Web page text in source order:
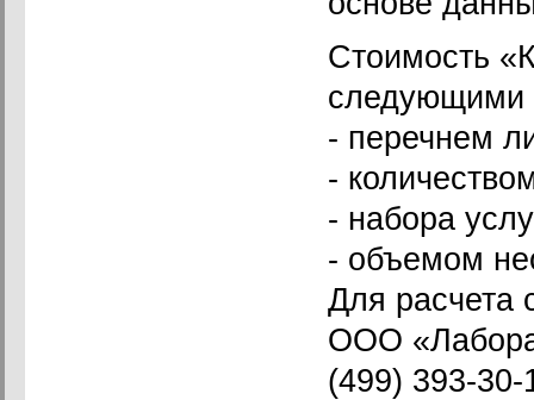
Стоимость
следующими
- перечнем
-
- набора
- объемом
Для расчета
ООО
(499) 393-30-